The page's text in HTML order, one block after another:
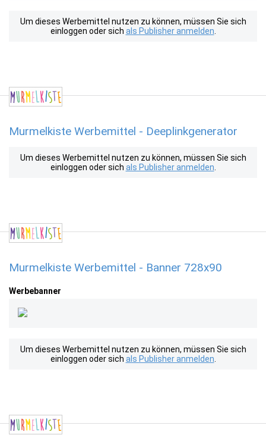
Um dieses Werbemittel nutzen zu können, müssen Sie sich
einloggen oder sich als Publisher anmelden
Murmelkiste Werbemittel - Deeplinkgenerator
Um dieses Werbemittel nutzen zu können, müssen Sie sich
einloggen oder sich als Publisher anmelden
Murmelkiste Werbemittel - Banner 728x90
Werbebanner
Um dieses Werbemittel nutzen zu können, müssen Sie sich
einloggen oder sich als Publisher anmelden